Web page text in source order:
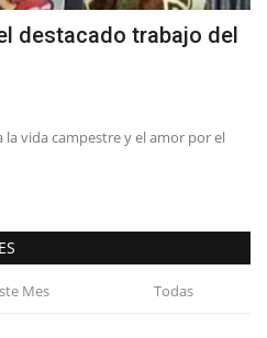
destacado trabajo del
la vida campestre y el amor por el
Mes Todas